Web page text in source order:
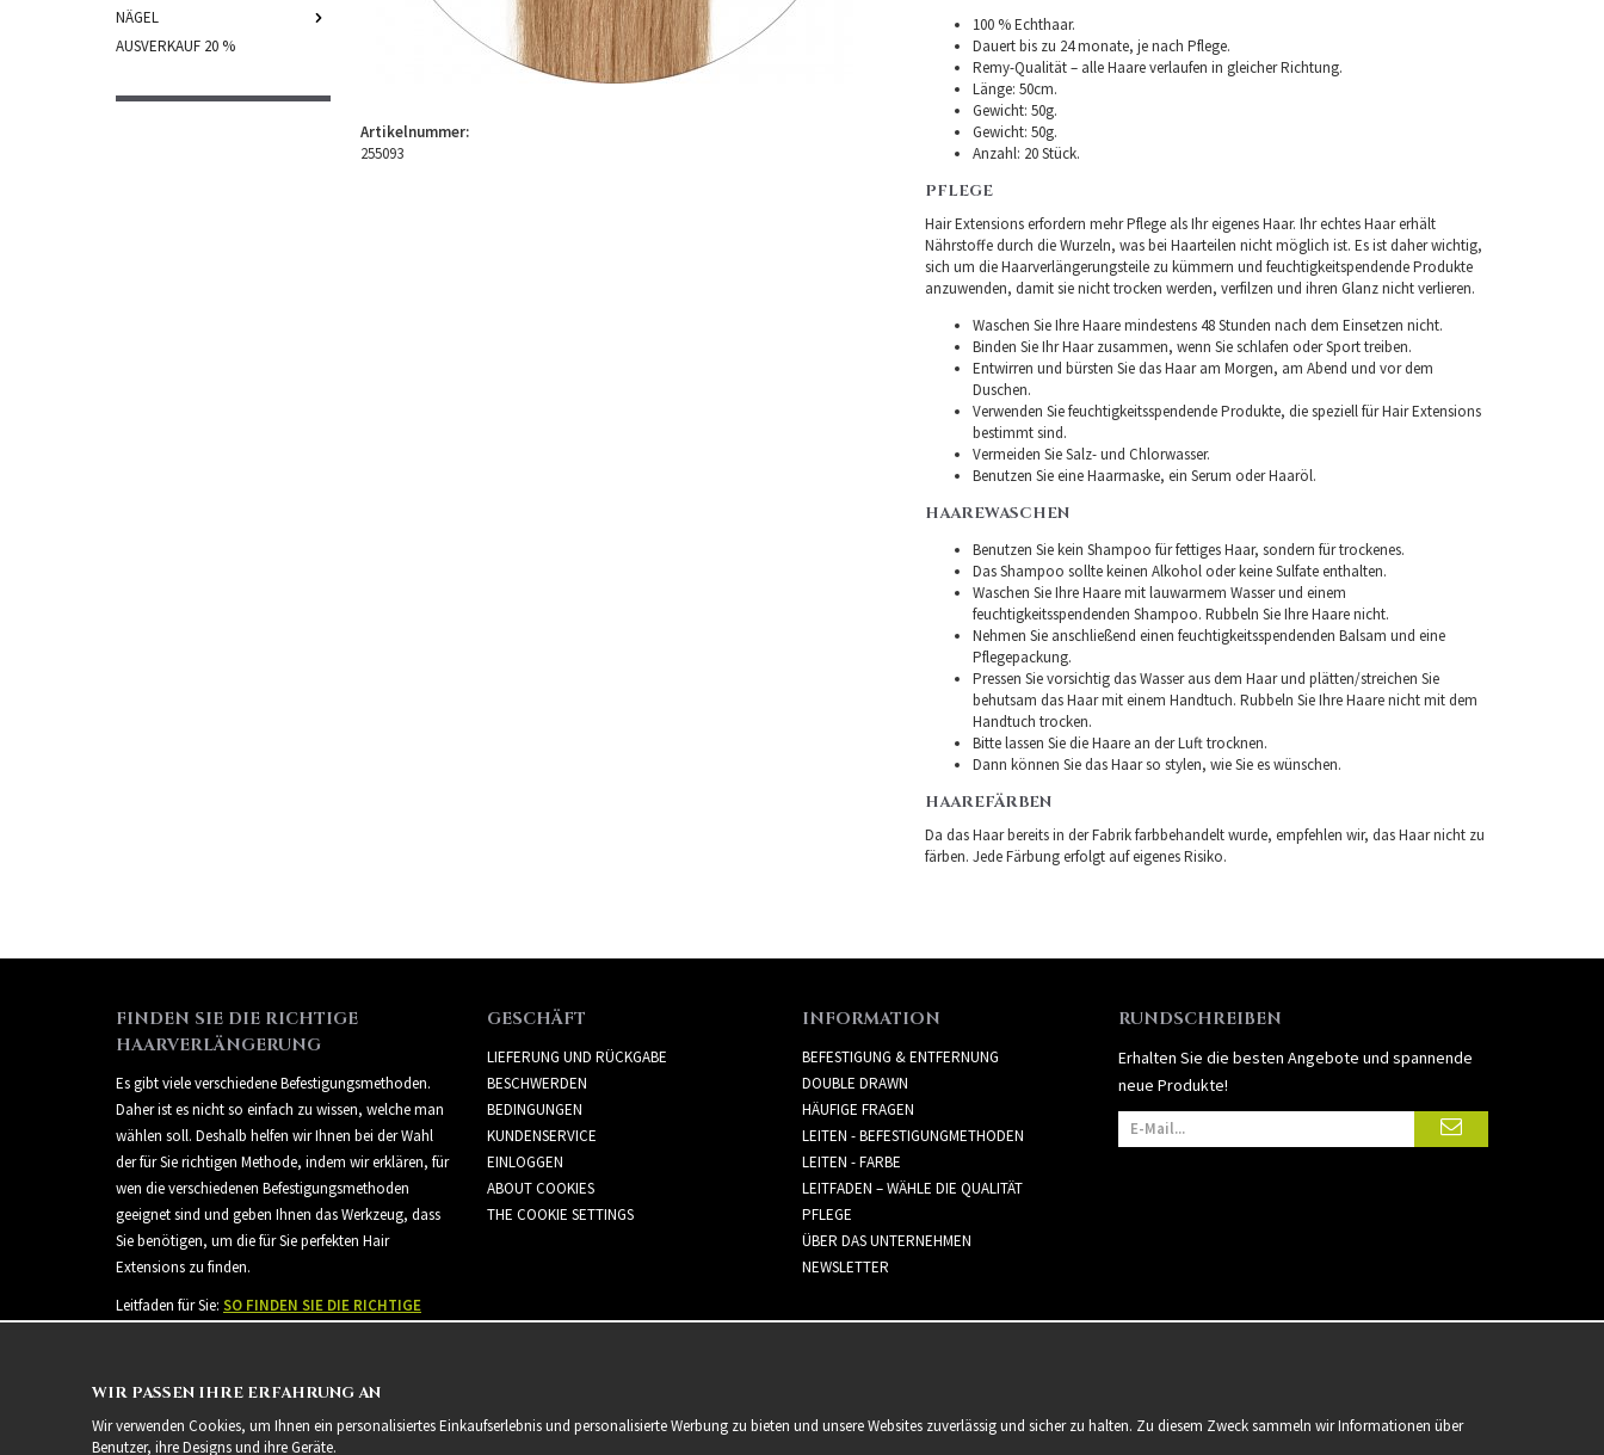
NÄGEL
AUSVERKAUF 20 %
100 % Echthaar.
Dauert bis zu 24 monate, je nach Pflege.
Remy-Qualität – alle Haare verlaufen in gleicher Richtung.
Länge: 50cm.
Gewicht: 50g.
Gewicht: 50g.
Anzahl: 20 Stück.
PFLEGE
Hair Extensions erfordern mehr Pflege als Ihr eigenes Haar. Ihr echtes Haar erhält
Nährstoffe durch die Wurzeln, was bei Haarteilen nicht möglich ist. Es ist daher wichtig,
sich um die Haarverlängerungsteile zu kümmern und feuchtigkeitspendende Produkte
anzuwenden, damit sie nicht trocken werden, verfilzen und ihren Glanz nicht verlieren.
Waschen Sie Ihre Haare mindestens 48 Stunden nach dem Einsetzen nicht.
Binden Sie Ihr Haar zusammen, wenn Sie schlafen oder Sport treiben.
Entwirren und bürsten Sie das Haar am Morgen, am Abend und vor dem
Duschen.
Verwenden Sie feuchtigkeitsspendende Produkte, die speziell für Hair Extensions
bestimmt sind.
Vermeiden Sie Salz- und Chlorwasser.
Benutzen Sie eine Haarmaske, ein Serum oder Haaröl.
HAAREWASCHEN
Benutzen Sie kein Shampoo für fettiges Haar, sondern für trockenes.
Das Shampoo sollte keinen Alkohol oder keine Sulfate enthalten.
Waschen Sie Ihre Haare mit lauwarmem Wasser und einem
feuchtigkeitsspendenden Shampoo. Rubbeln Sie Ihre Haare nicht.
Nehmen Sie anschließend einen feuchtigkeitsspendenden Balsam und eine
Pflegepackung.
Pressen Sie vorsichtig das Wasser aus dem Haar und plätten/streichen Sie
behutsam das Haar mit einem Handtuch. Rubbeln Sie Ihre Haare nicht mit dem
Handtuch trocken.
Bitte lassen Sie die Haare an der Luft trocknen.
Dann können Sie das Haar so stylen, wie Sie es wünschen.
HAAREFÄRBEN
Da das Haar bereits in der Fabrik farbbehandelt wurde, empfehlen wir, das Haar nicht zu
färben. Jede Färbung erfolgt auf eigenes Risiko.
Artikelnummer:
255093
FINDEN SIE DIE RICHTIGE
HAARVERLÄNGERUNG
Es gibt viele verschiedene Befestigungsmethoden.
Daher ist es nicht so einfach zu wissen, welche man
wählen soll. Deshalb helfen wir Ihnen bei der Wahl
der für Sie richtigen Methode, indem wir erklären, für
wen die verschiedenen Befestigungsmethoden
geeignet sind und geben Ihnen das Werkzeug, dass
Sie benötigen, um die für Sie perfekten Hair
Extensions zu finden.
Leitfaden für Sie: SO FINDEN SIE DIE RICHTIGE
GESCHÄFT
LIEFERUNG UND RÜCKGABE
BESCHWERDEN
BEDINGUNGEN
KUNDENSERVICE
EINLOGGEN
ABOUT COOKIES
THE COOKIE SETTINGS
INFORMATION
BEFESTIGUNG & ENTFERNUNG
DOUBLE DRAWN
HÄUFIGE FRAGEN
LEITEN - BEFESTIGUNGMETHODEN
LEITEN - FARBE
LEITFADEN – WÄHLE DIE QUALITÄT
PFLEGE
ÜBER DAS UNTERNEHMEN
NEWSLETTER
RUNDSCHREIBEN
Erhalten Sie die besten Angebote und spannende
neue Produkte!
WIR PASSEN IHRE ERFAHRUNG AN
Wir verwenden Cookies, um Ihnen ein personalisiertes Einkaufserlebnis und personalisierte Werbung zu bieten und unsere Websites zuverlässig und sicher zu halten. Zu diesem Zweck sammeln wir Informationen über
Benutzer, ihre Designs und ihre Geräte.